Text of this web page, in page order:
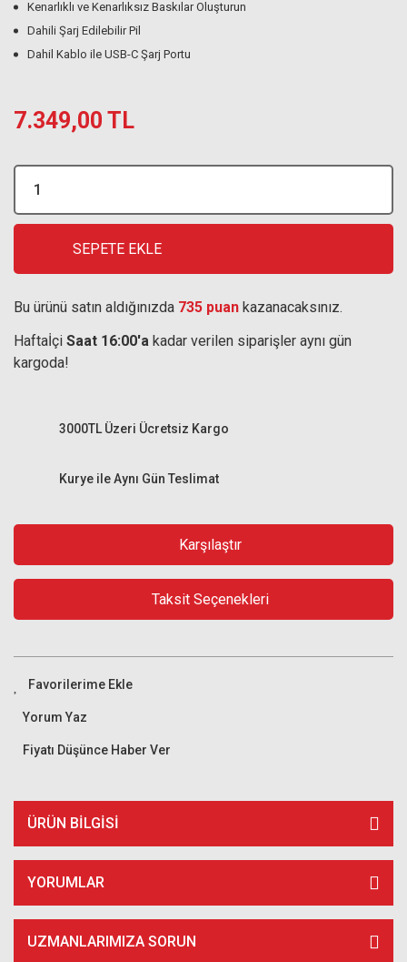
Kenarlıklı ve Kenarlıksız Baskılar Oluşturun
Dahili Şarj Edilebilir Pil
Dahil Kablo ile USB-C Şarj Portu
7.349,00 TL
SEPETE EKLE
Bu ürünü satın aldığınızda 735 puan kazanacaksınız.
Haftaİçi Saat 16:00'a kadar verilen siparişler aynı gün
kargoda!
Kurye ile Aynı Gün Teslimat
3000TL Üzeri Ücretsiz Kargo
Karşılaştır
Taksit Seçenekleri
Yorum Yaz
Fiyatı Düşünce Haber Ver
ÜRÜN BILGISI
YORUMLAR
UZMANLARIMIZA SORUN